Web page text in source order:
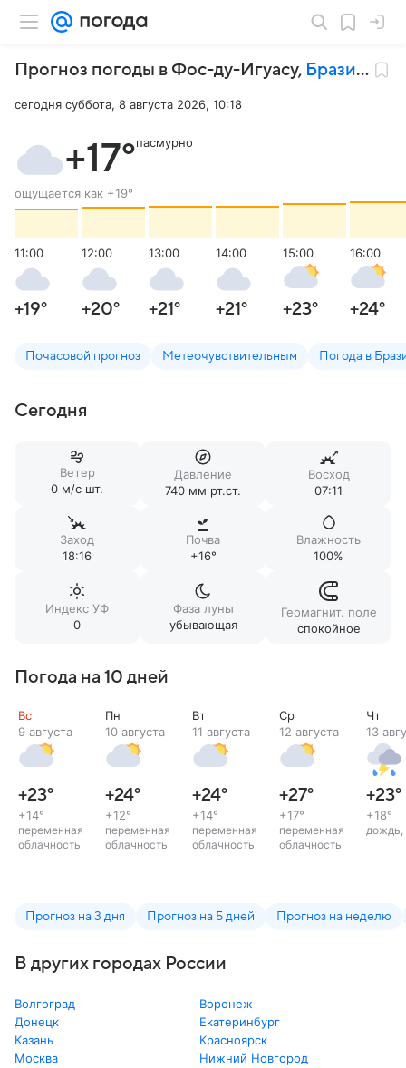
Прогноз погоды в Фос-ду-Игуасу, Бразилия
сегодня суббота, 8 августа 2026, 10:18
+17°
ощущается как +19°
пасмурно
11:00
+19°
12:00
+20°
13:00
+21°
14:00
+21°
15:00
+23°
16:00
+24°
Почасовой прогноз Метеочувствительным Погода в
Сегодня
Ветер
0 м/c шт.
Давление
740 мм рт.ст.
Восход
07:11
Заход
18:16
Почва
+16°
Влажность
100%
Индекс УФ
0
Фаза луны
убывающая
Геомагнит. поле
спокойное
Погода на 10 дней
Вс
9 августа
+23°
+14°
переменная
облачность
Пн
10 августа
+24°
+12°
переменная
облачность
Вт
11 августа
+24°
+14°
переменная
облачность
Ср
12 августа
+27°
+17°
переменная
облачность
Чт
13
+23°
+18°
дождь,
Прогноз на 3 дня Прогноз на 5 дней Прогноз на неделю
В других городах России
Волгоград
Воронеж
Донецк
Екатеринбург
Казань
Красноярск
Москва
Нижний Новгород